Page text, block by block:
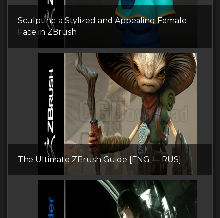
Sculpting a Stylized and Appealing Female
Face in ZBrush
The Ultimate ZBrush Guide [ENG — RUS]